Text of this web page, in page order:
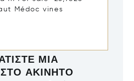
ΜΙΑ
ΑΚΊΝΗΤΟ